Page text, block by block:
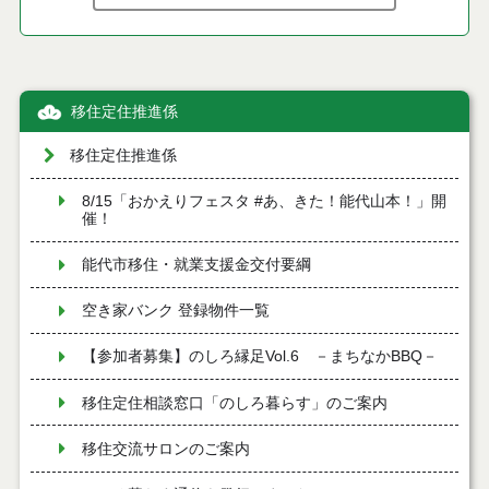
移住定住推進係
移住定住推進係
8/15「おかえりフェスタ #あ、きた！能代山本！」開
催！
能代市移住・就業支援金交付要綱
空き家バンク 登録物件一覧
【参加者募集】のしろ縁足Vol.6 －まちなかBBQ－
移住定住相談窓口「のしろ暮らす」のご案内
移住交流サロンのご案内